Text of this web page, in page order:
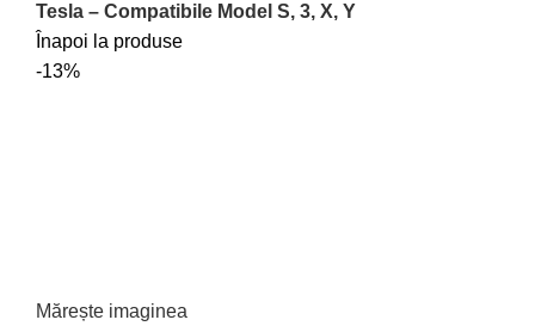
Tesla – Compatibile Model S, 3, X, Y
Înapoi la produse
-13%
Mărește imaginea